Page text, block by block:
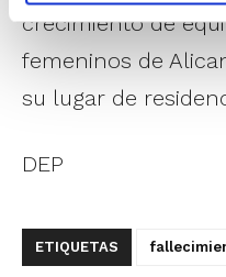
crecimiento de
femeninos de
su lugar de
DEP
ETIQUETAS